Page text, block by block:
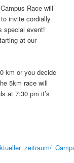
Race will
invite cordially
special event!
at our
km or you decide
5km race will
at 7:30 pm it’s